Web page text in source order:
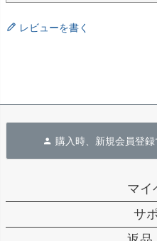
レビューを書く
購入時、新規会員登録
マイ
サ